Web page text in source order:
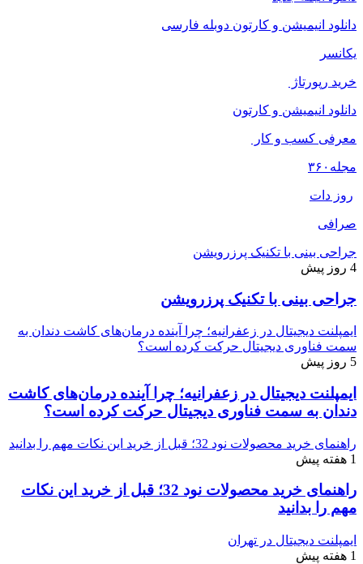
دانلود انیمیشن و کارتون دوبله فارسی
یکانسر
خرید رپورتاژ
دانلود انیمیشن و کارتون
معرفی کسب و کار
مجله ۳۶۰
روز دات
صرافی
جراحی بینی با تکنیک پرزرویشن
4 روز پیش
جراحی بینی با تکنیک پرزرویشن
ایمپلنت دیجیتال در زعفرانیه؛ چرا آینده درمان‌های کاشت دندان به
سمت فناوری دیجیتال حرکت کرده است؟
5 روز پیش
ایمپلنت دیجیتال در زعفرانیه؛ چرا آینده درمان‌های کاشت
دندان به سمت فناوری دیجیتال حرکت کرده است؟
راهنمای خرید محصولات نود 32؛ قبل از خرید این نکات مهم را بدانید
1 هفته پیش
راهنمای خرید محصولات نود 32؛ قبل از خرید این نکات
مهم را بدانید
ایمپلنت دیجیتال در تهران
1 هفته پیش